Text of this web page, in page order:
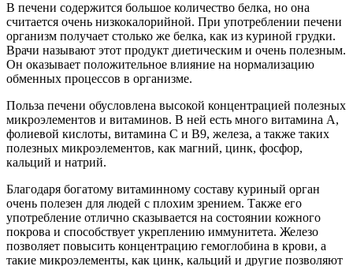
В печени содержится большое количество белка, но она
считается очень низкокалорийной. При употреблении печени
организм получает столько же белка, как из куриной грудки.
Врачи называют этот продукт диетическим и очень полезным.
Он оказывает положительное влияние на нормализацию
обменных процессов в организме.
Польза печени обусловлена высокой концентрацией полезных
микроэлементов и витаминов. В ней есть много витамина А,
фолиевой кислоты, витамина C и В9, железа, а также таких
полезных микроэлементов, как магний, цинк, фосфор,
кальций и натрий.
Благодаря богатому витаминному составу куриный орган
очень полезен для людей с плохим зрением. Также его
употребление отлично сказывается на состоянии кожного
покрова и способствует укреплению иммунитета. Железо
позволяет повысить концентрацию гемоглобина в крови, а
такие микроэлементы, как цинк, кальций и другие позволяют